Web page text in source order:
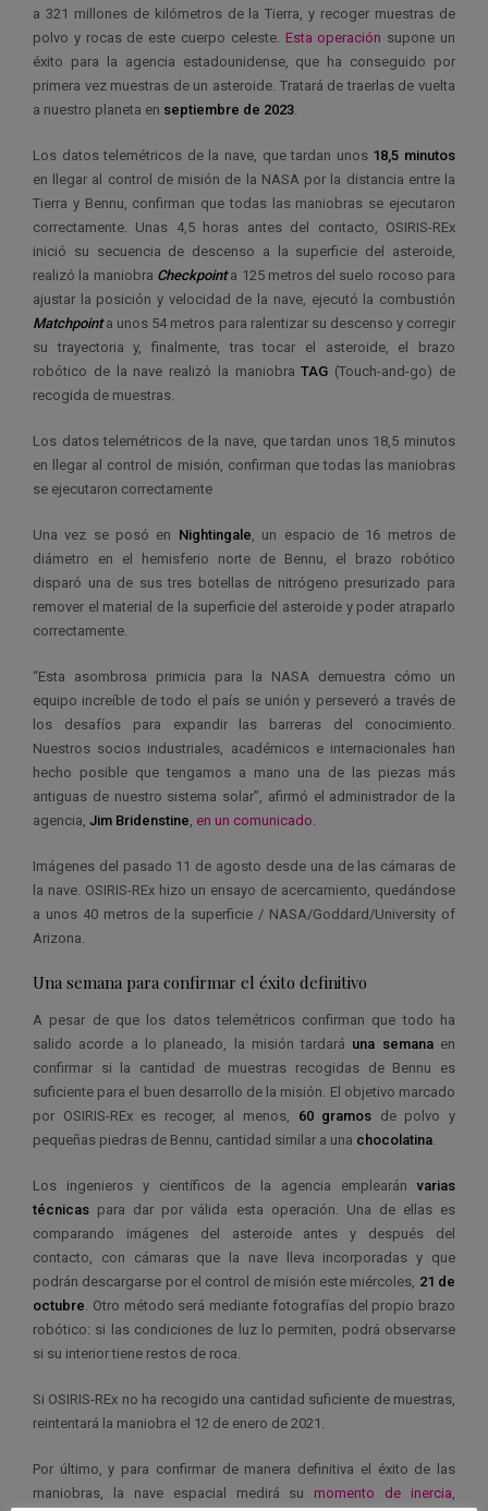
a 321 millones de kilómetros de la Tierra, y recoger muestras de
polvo y rocas de este cuerpo celeste. Esta operación supone un
éxito para la agencia estadounidense, que ha conseguido por
primera vez muestras de un asteroide. Tratará de traerlas de vuelta
a nuestro planeta en septiembre de 2023.
Los datos telemétricos de la nave, que tardan unos 18,5 minutos
en llegar al control de misión de la NASA por la distancia entre la
Tierra y Bennu, confirman que todas las maniobras se ejecutaron
correctamente. Unas 4,5 horas antes del contacto, OSIRIS-REx
inició su secuencia de descenso a la superficie del asteroide,
realizó la maniobra Checkpoint a 125 metros del suelo rocoso para
ajustar la posición y velocidad de la nave, ejecutó la combustión
Matchpoint a unos 54 metros para ralentizar su descenso y corregir
su trayectoria y, finalmente, tras tocar el asteroide, el brazo
robótico de la nave realizó la maniobraTAG (Touch-and-go) de
recogida de muestras.
Los datos telemétricos de la nave, que tardan unos 18,5 minutos
en llegar al control de misión, confirman que todas las maniobras
se ejecutaron correctamente
Una vez se posó en Nightingale, un espacio de 16 metros de
diámetro en el hemisferio norte de Bennu, el brazo robótico
disparó una de sus tres botellas de nitrógeno presurizado para
remover el material de la superficie del asteroide y poder atraparlo
correctamente.
“Esta asombrosa primicia para la NASA demuestra cómo un
equipo increíble de todo el país se unión y perseveró a través de
los desafíos para expandir las barreras del conocimiento.
Nuestros socios industriales, académicos e internacionales han
hecho posible que tengamos a mano una de las piezas más
antiguas de nuestro sistema solar”, afirmó el administrador de la
agencia, Jim Bridenstine, en un comunicado.
Imágenes del pasado 11 de agosto desde una de las cámaras de
la nave. OSIRIS-REx hizo un ensayo de acercamiento, quedándose
a unos 40 metros de la superficie / NASA/Goddard/University of
Arizona.
Una semana para confirmar el éxito definitivo
A pesar de que los datos telemétricos confirman que todo ha
salido acorde a lo planeado, la misión tardará una semanaen
confirmar si la cantidad de muestras recogidas de Bennu es
suficiente para el buen desarrollo de la misión. El objetivo marcado
por OSIRIS-REx es recoger, al menos, 60 gramos de polvo y
pequeñas piedras de Bennu, cantidad similar a una chocolatina.
Los ingenieros y científicos de la agencia emplearán varias
técnicas para dar por válida esta operación. Una de ellas es
comparando imágenes del asteroide antes y después del
contacto, con cámaras que la nave lleva incorporadas y que
podrán descargarse por el control de misión este miércoles, 21 de
octubre. Otro método será mediante fotografías del propio brazo
robótico: si las condiciones de luz lo permiten, podrá observarse
si su interior tiene restos de roca.
Si OSIRIS-REx no ha recogido una cantidad suficiente de muestras,
reintentará la maniobra el 12 de enero de 2021.
Por último, y para confirmar de manera definitiva el éxito de las
maniobras, la nave espacial medirá su momento de inercia,